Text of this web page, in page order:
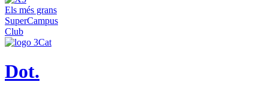
Els més grans
SuperCampus
Club
Dot.